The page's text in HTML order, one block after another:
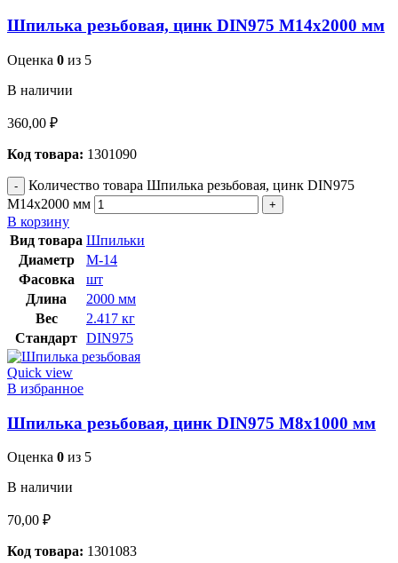
Шпилька резьбовая, цинк DIN975 М14х2000 мм
Оценка 0 из 5
В наличии
360,00 ₽
Код товара: 1301090
Количество товара Шпилька резьбовая, цинк DIN975
М14х2000 мм
В корзину
Вид товара Шпильки
Диаметр
М-14
Фасовка
шт
Длина
2000 мм
Вес
2.417 кг
Стандарт DIN975
Quick view
В избранное
Шпилька резьбовая, цинк DIN975 М8х1000 мм
Оценка 0 из 5
В наличии
70,00 ₽
Код товара: 1301083